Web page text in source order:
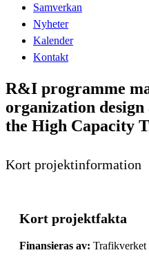
Samverkan
Nyheter
Kalender
Kontakt
R&I programme
organization
the High Capacity
Kort projektinformation
Kort projektfakta
Finansieras av: Trafikverket